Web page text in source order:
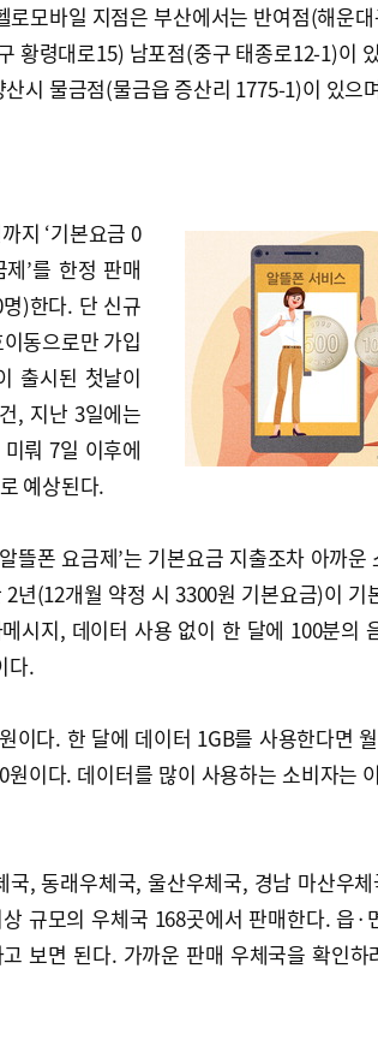
로모바일 지점은 부산에서는 반여점(해운
황령대로15) 남포점(중구 태종로12-1)이
시 물금점(물금읍 증산리 1775-1)이 있으
지 ‘기본요금 0
’를 한정 판매
)한다. 단 신규
동으로만 가입
출시된 첫날이
, 지난 3일에는
뤄 7일 이후에
예상된다.
뜰폰 요금제’는 기본요금 지출조차 아까
년(12개월 약정 시 3300원 기본요금)이 기
시지, 데이터 사용 없이 한 달에 100분의
다.
이다. 한 달에 데이터 1GB를 사용한다면
원이다. 데이터를 많이 사용하는 소비자는
국, 동래우체국, 울산우체국, 경남 마산우
규모의 우체국 168곳에서 판매한다. 읍·
보면 된다. 가까운 판매 우체국을 확인하